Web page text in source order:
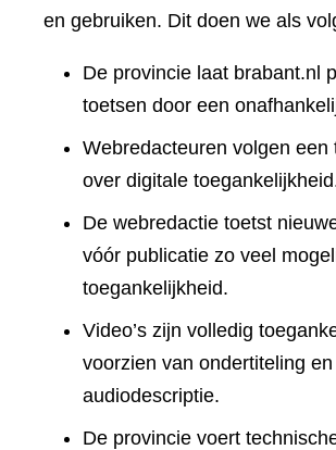
en gebruiken. Dit doen we als
De provincie laat brabant.nl
toetsen door een
Webredacteuren volgen een
over digitale
De webredactie toetst
vóór publicatie zo veel
toegankelijkheid.
Video’s zijn volledig
voorzien van ondertiteling en
audiodescriptie.
De provincie voert